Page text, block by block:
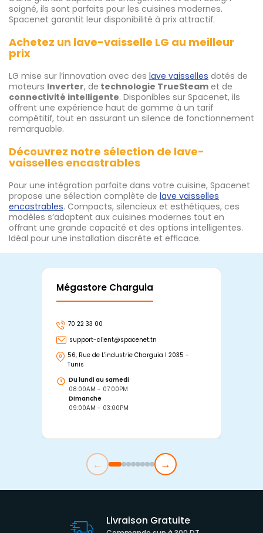
soigné, ils sont parfaits pour les cuisines modernes.
Spacenet garantit leur disponibilité à prix attractif.
Achetez un lave-vaisselle LG au meilleur
prix
LG mise sur l’innovation avec des lave vaisselles dotés de
moteurs Inverter, de technologie TrueSteam et de
connectivité intelligente. Disponibles sur Spacenet, ils
offrent une expérience haut de gamme à un tarif
compétitif, tout en assurant un silence de fonctionnement
remarquable.
Découvrez notre sélection de lave-
vaisselles encastrables
Pour une intégration parfaite dans votre cuisine, Spacenet
propose une sélection complète de lave vaisselles
encastrables. Compacts, silencieux et esthétiques, ces
modèles s’adaptent aux cuisines modernes tout en
offrant une grande capacité et des options intelligentes.
Idéal pour une installation discrète et efficace.
Mégastore Charguia
70 22 33 00
support-client@spacenet.tn
56, Rue de L'industrie Charguia I 2035 -
Tunis
Du lundi au samedi
08:00AM - 07:00PM
Dimanche
09:00AM - 03:00PM
← →
Livraison Gratuite